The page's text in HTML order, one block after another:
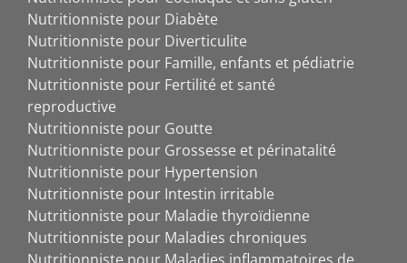
Nutritionniste pour Diabète
Nutritionniste pour Diverticulite
Nutritionniste pour Famille, enfants et pédiatrie
Nutritionniste pour Fertilité et santé
reproductive
Nutritionniste pour Goutte
Nutritionniste pour Grossesse et périnatalité
Nutritionniste pour Hypertension
Nutritionniste pour Intestin irritable
Nutritionniste pour Maladie thyroïdienne
Nutritionniste pour Maladies chroniques